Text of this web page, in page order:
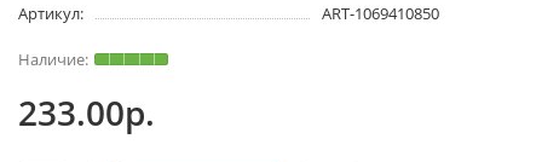
Артикул:
ART-1069410850
233.00р.